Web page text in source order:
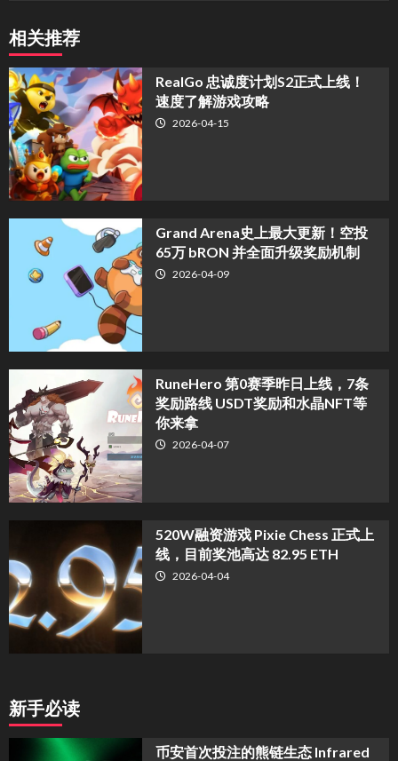
相关推荐
​RealGo 忠诚度计划S2正式上线！
速度了解游戏攻略
2026-04-15
Grand Arena史上最大更新！空投
65万 bRON 并全面升级奖励机制
2026-04-09
RuneHero 第0赛季昨日上线，7条
奖励路线 USDT奖励和水晶NFT等
你来拿
2026-04-07
520W融资游戏 Pixie Chess 正式上
线，目前奖池高达 82.95 ETH
2026-04-04
新手必读
币安首次投注的熊链生态 Infrared